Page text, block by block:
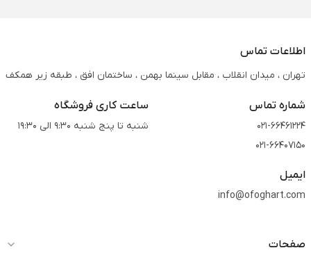
اطلاعات تماس
تهران ، میدان انقلاب ، مقابل سینما بهمن ، ساختمان افق ، طبقه زیر همکف
شماره تماس
021-66461224
021-66407150
ساعت کاری فروشگاه
شنبه تا پنج شنبه 9:30 الی 19:30
ایمیل
info@ofoghart.com
صفحات